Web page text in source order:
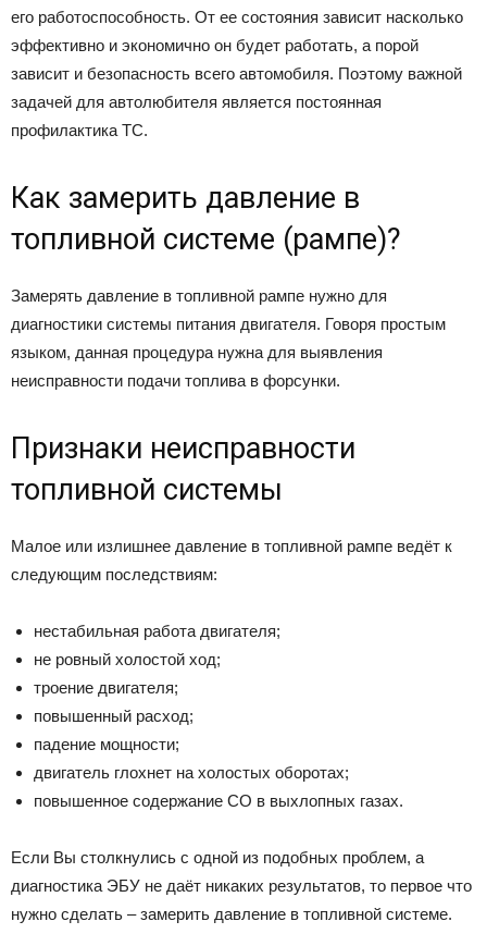
его работоспособность. От ее состояния зависит насколько
эффективно и экономично он будет работать, а порой
зависит и безопасность всего автомобиля. Поэтому важной
задачей для автолюбителя является постоянная
профилактика ТС.
Как замерить давление в
топливной системе (рампе)?
Замерять давление в топливной рампе нужно для
диагностики системы питания двигателя. Говоря простым
языком, данная процедура нужна для выявления
неисправности подачи топлива в форсунки.
Признаки неисправности
топливной системы
Малое или излишнее давление в топливной рампе ведёт к
следующим последствиям:
нестабильная работа двигателя;
не ровный холостой ход;
троение двигателя;
повышенный расход;
падение мощности;
двигатель глохнет на холостых оборотах;
повышенное содержание CO в выхлопных газах.
Если Вы столкнулись с одной из подобных проблем, а
диагностика ЭБУ не даёт никаких результатов, то первое что
нужно сделать – замерить давление в топливной системе.